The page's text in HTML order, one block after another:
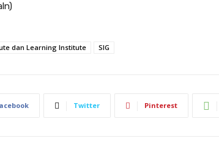
dan Learning Institute SIG
Twitter Pinterest